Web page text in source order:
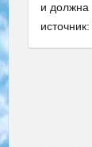
и должна